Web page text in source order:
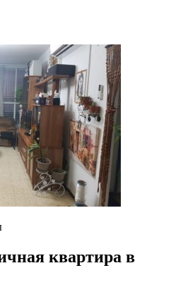
квартира в